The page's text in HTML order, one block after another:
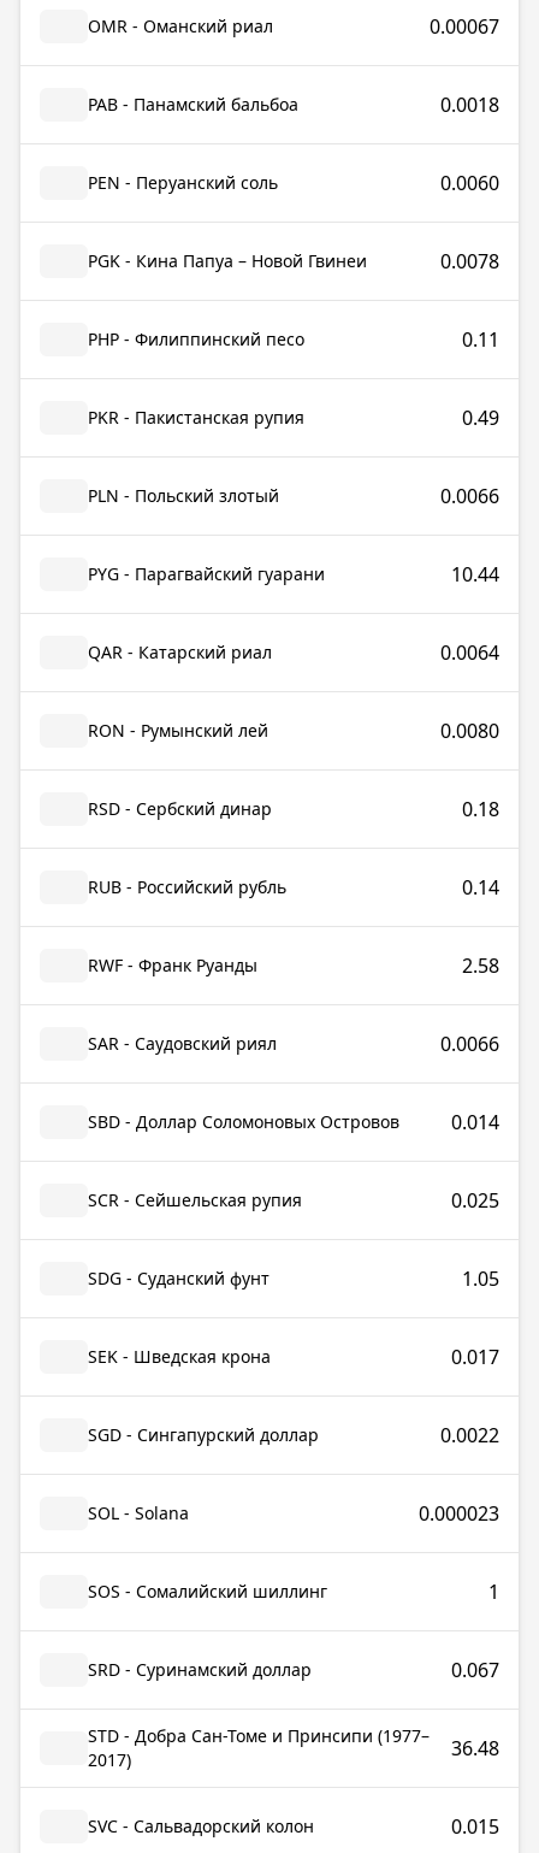
OMR - Оманский риал 0.00067
PAB - Панамский бальбоа 0.0018
PEN - Перуанский соль 0.0060
PGK - Кина Папуа – Новой Гвинеи 0.0078
PHP - Филиппинский песо 0.11
PKR - Пакистанская рупия 0.49
PLN - Польский злотый 0.0066
PYG - Парагвайский гуарани 10.44
QAR - Катарский риал 0.0064
RON - Румынский лей 0.0080
RSD - Сербский динар 0.18
RUB - Российский рубль 0.14
RWF - Франк Руанды 2.58
SAR - Саудовский риял 0.0066
SBD - Доллар Соломоновых Островов 0.014
SCR - Сейшельская рупия 0.025
SDG - Суданский фунт 1.05
SEK - Шведская крона 0.017
SGD - Сингапурский доллар 0.0022
SOL - Solana 0.000023
SOS - Сомалийский шиллинг 1
SRD - Суринамский доллар 0.067
STD - Добра Сан-Томе и Принсипи (1977–
2017)
36.48
SVC - Сальвадорский колон 0.015